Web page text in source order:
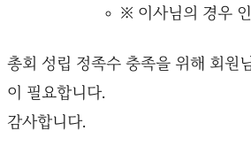
※ 이사님의 경우
총회 성립 정족수 충족을 위해 회원
이 필요합니다.
감사합니다.